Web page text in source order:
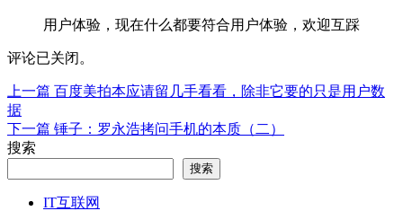
用户体验，现在什么都要符合用户体验，欢迎互踩
评论已关闭。
文
章
导
航
上一篇 上
文
百度美拍本应请留几手看看，除非它要的只是用户数
据
下一篇 下
章：
锤子：罗永浩拷问手机的本质（二）
搜索
搜索
IT互联网